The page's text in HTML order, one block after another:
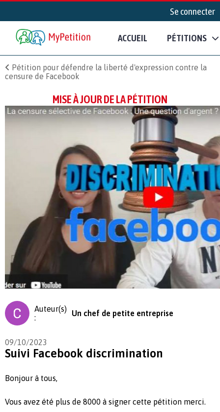
Se connecter
ACCUEIL PÉTITIONS
Pétition pour défendre la liberté d'expression contre la
censure de Facebook
MISE À JOUR DE LA PÉTITION
Auteur(s)
:
Un chef de petite entreprise
09/10/2023
Suivi Facebook discrimination
Bonjour à tous,
Vous avez été plus de 8000 à signer cette pétition merci.